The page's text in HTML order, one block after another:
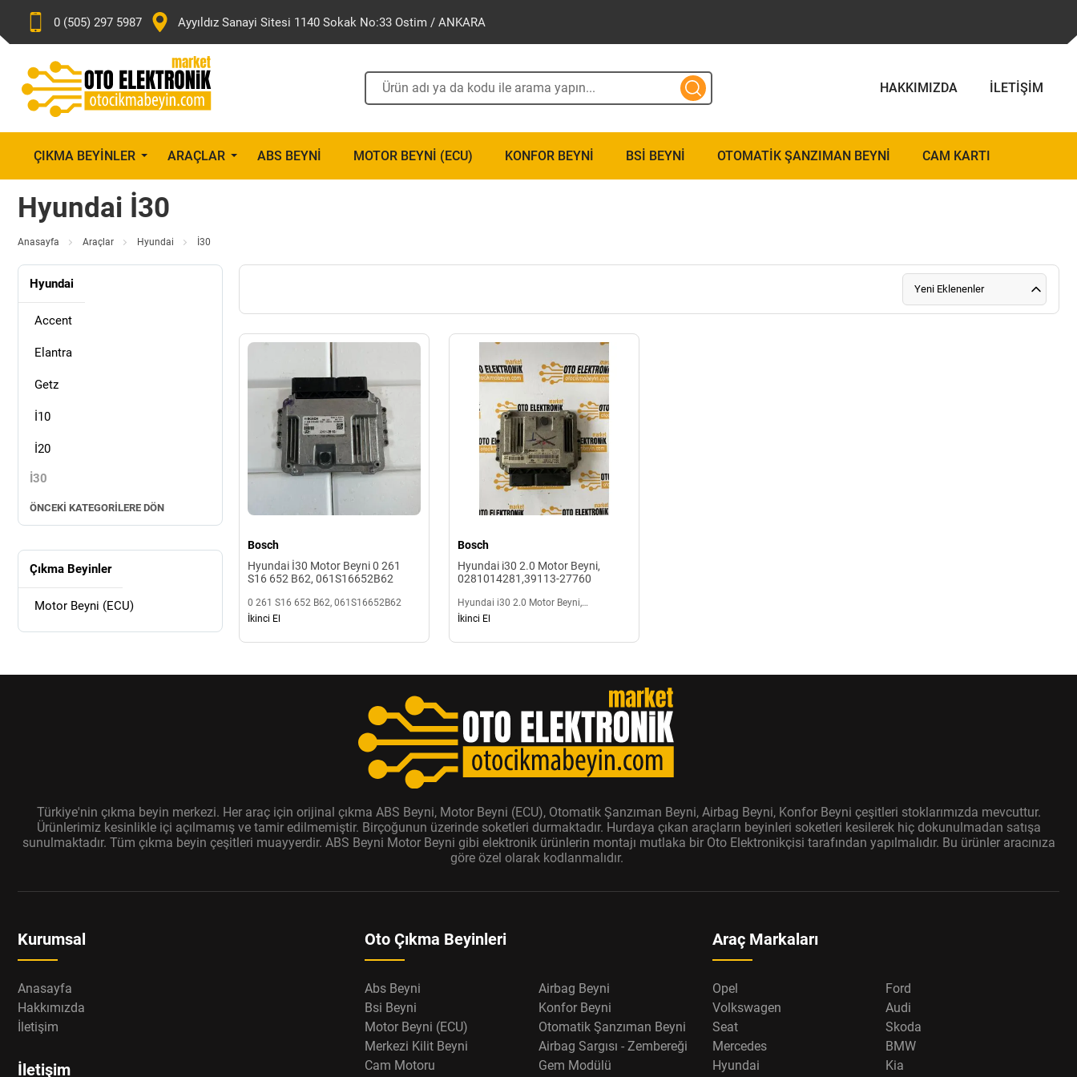
0 (505) 297 5987 Ayyıldız Sanayi Sitesi 1140 Sokak No:33 Ostim / ANKARA
HAKKIMIZDA İLETIŞIM
ÇIKMA BEYINLER ARAÇLAR ABS BEYNI MOTOR BEYNI (ECU) KONFOR BEYNI BSI BEYNI OTOMATIK ŞANZIMAN BEYNI CAM KARTI
Hyundai İ30
Anasayfa Araçlar Hyundai İ30
Hyundai
Accent
Elantra
Getz
İ10
İ20
İ30
ÖNCEKI KATEGORILERE DÖN
Çıkma Beyinler
Motor Beyni (ECU)
Yeni Eklenenler
Bosch
Hyundai İ30 Motor Beyni 0 261
S16 652 B62, 061S16652B62
0 261 S16 652 B62, 061S16652B62
İkinci El
Bosch
Hyundai i30 2.0 Motor Beyni,
0281014281,39113-27760
Hyundai i30 2.0 Motor Beyni,
0281014281,39113-27760
İkinci El
Türkiye'nin çıkma beyin merkezi. Her araç için orijinal çıkma ABS Beyni, Motor Beyni (ECU), Otomatik Şanzıman Beyni, Airbag Beyni, Konfor Beyni çeşitleri stoklarımızda mevcuttur.
Ürünlerimiz kesinlikle içi açılmamış ve tamir edilmemiştir. Birçoğunun üzerinde soketleri durmaktadır. Hurdaya çıkan araçların beyinleri soketleri kesilerek hiç dokunulmadan satışa
sunulmaktadır. Tüm çıkma beyin çeşitleri muayyerdir. ABS Beyni Motor Beyni gibi elektronik ürünlerin montajı mutlaka bir Oto Elektronikçisi tarafından yapılmalıdır. Bu ürünler aracınıza
göre özel olarak kodlanmalıdır.
Kurumsal
Anasayfa
Hakkımızda
İletişim
İletişim
Oto Çıkma Beyinleri
Abs Beyni
Airbag Beyni
Bsi Beyni
Konfor Beyni
Motor Beyni (ECU)
Otomatik Şanzıman Beyni
Merkezi Kilit Beyni
Airbag Sargısı - Zembereği
Cam Motoru
Gem Modülü
Araç Markaları
Opel
Ford
Volkswagen
Audi
Seat
Skoda
Mercedes
BMW
Hyundai
Kia